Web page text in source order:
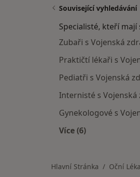
Související vyhledávání
Specialisté, kteří
Zubaři s Vojenská
Praktičtí lékaři s
Pediatři s Vojenská
Internisté s
Gynekologové s
Více (6)
Hlavní Stránka Oční